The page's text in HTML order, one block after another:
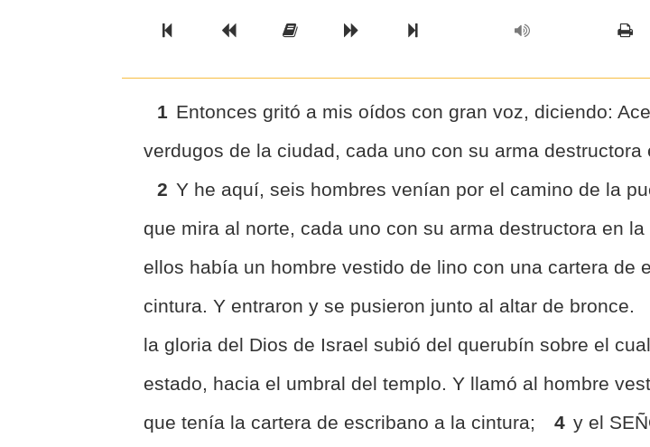
Previous BookPrevious Chapter
Read the Full Chapter
Next Chapter
Next Book
1 Entonces gritó a mis oídos con gran voz, diciendo:
verdugos de la ciudad, cada uno con su arma destructora
2 Y he aquí, seis hombres venían por el camino de la
que mira al norte, cada uno con su arma destructora en
ellos había un hombre vestido de lino con una cartera de
cintura. Y entraron y se pusieron junto al altar de bronce.
la gloria del Dios de Israel subió del querubín sobre el
estado, hacia el umbral del templo. Y llamó al hombre
que tenía la cartera de escribano a la cintura;
4 y el